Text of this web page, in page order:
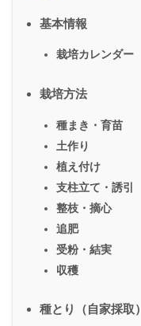
基本情報
栽培カレンダー
栽培方法
種まき・育苗
土作り
植え付け
支柱立て・誘引
整枝・摘心
追肥
受粉・結実
収穫
種とり（自家採取）